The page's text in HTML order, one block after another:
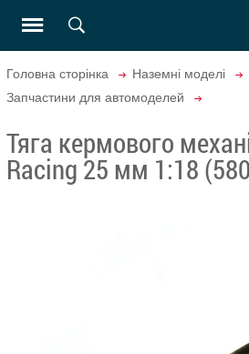
Головна сторінка Наземні моделі
Запчастини для автомоделей
Тяга кермового
Racing 25 мм 1:18